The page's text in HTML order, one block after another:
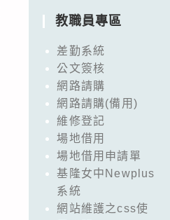
教職員專區
差勤系統
公文簽核
網路請購
網路請購(備用)
維修登記
場地借用
場地借用申請單
基隆女中Newplus
系統
網站維護之css使